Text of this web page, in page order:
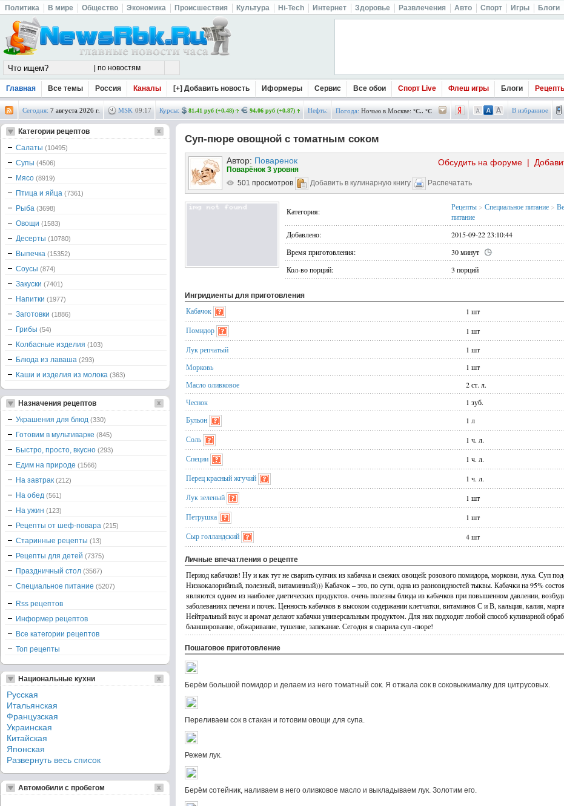
Политика В мире Общество Экономика Происшествия Культура Hi-Tech Интернет Здоровье Развлечения Авто Спорт Игры Блоги
Главная Все темы Россия Каналы [+] Добавить новость Иформеры Сервис Все обои Спорт Live Флеш игры Блоги
Сегодня: 7 августа 2026 г. MSK 09:17 Курсы: 81.41 руб (+0.48) 94.06 руб (+0.87) Нефть: Погода: Ночью в Москве: °C.. °C В избранное
Суп-пюре овощной с томатным соком
Автор: Поваренок |
Обсудить на форуме
Поварёнок 3 уровня
501 просмотров
Добавить в кулинарную книгу Распечатать
Категория: Рецепты > Специальное питание >
питание
Добавлено:
2015-09-22 23:10:44
Время приготовления:
30 минут
Кол-во порций:
3 порций
Ингридиенты для приготовления
Кабачок
1 шт
Помидор
1 шт
Лук репчатый
1 шт
Морковь
1 шт
Масло оливковое
2 ст. л.
Чеснок
1 зуб.
Бульон
1 л
Соль
1 ч. л.
Специи
1 ч. л.
Перец красный жгучий
1 ч. л.
Лук зеленый
1 шт
Петрушка
1 шт
Сыр голландский
4 шт
Личные впечатления о рецепте
Период кабачков! Ну и как тут не сварить супчик из кабачка и свежих овощей: розового помидора, моркови, лука. Суп
Низкокалорийный, полезный, витаминный))) Кабачок – это, по сути, одна из разновидностей тыквы. Кабачки на 95%
являются одним из наиболее диетических продуктов. очень полезны блюда из кабачков при повышенном давлении,
заболеваниях печени и почек. Ценность кабачков в высоком содержании клетчатки, витаминов С и В, кальция, калия,
Нейтральный вкус и аромат делают кабачки универсальным продуктом. Для них подходит любой способ кулинарной
бланширование, обжаривание, тушение, запекание. Сегодня я сварила суп -пюре!
Пошаговое приготовление
Берём большой помидор и делаем из него томатный сок. Я отжала сок в соковыжималку для цитрусовых.
Переливаем сок в стакан и готовим овощи для супа.
Режем лук.
Берём сотейник, наливаем в него оливковое масло и выкладываем лук. Золотим его.
Категории рецептов
Салаты (10495)
Супы (4506)
Мясо (8919)
Птица и яйца (7361)
Рыба (3698)
Овощи (1583)
Десерты (10780)
Выпечка (15352)
Соусы (874)
Закуски (7401)
Напитки (1977)
Заготовки (1886)
Грибы (54)
Колбасные изделия (103)
Блюда из лаваша (293)
Каши и изделия из молока (363)
Назначения рецептов
Украшения для блюд (330)
Готовим в мультиварке (845)
Быстро, просто, вкусно (293)
Едим на природе (1566)
На завтрак (212)
На обед (561)
На ужин (123)
Рецепты от шеф-повара (215)
Старинные рецепты (13)
Рецепты для детей (7375)
Праздничный стол (3567)
Специальное питание (5207)
Rss рецептов
Информер рецептов
Все категории рецептов
Топ рецепты
Национальные кухни
Русская
Итальянская
Французская
Украинская
Китайская
Японская
Развернуть весь список
Автомобили с пробегом